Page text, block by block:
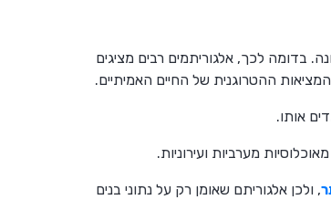
שונה. בדומה לכך, אלגוריתמים רבים מציגים
ההטרוגנית של החיים האמיתיים.
אותו.
מערביות ועירוניות.
, ולכן אלגוריתם שאומן רק על נתוני בנים